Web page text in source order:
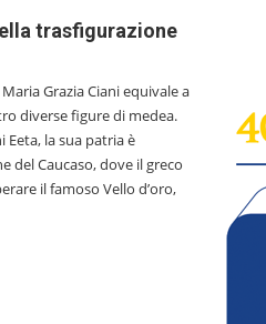
trasfigurazione
Grazia Ciani equivale a
diverse figure di medea.
Eeta, la sua patria è
del Caucaso, dove il greco
il famoso Vello d’oro,